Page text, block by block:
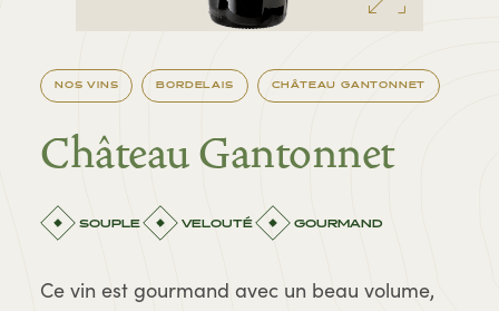
NOS VINS BORDELAIS CHÂTEAU GANTONNET
Château Gantonnet
SOUPLE VELOUTÉ GOURMAND
Ce vin est gourmand avec un beau volume,